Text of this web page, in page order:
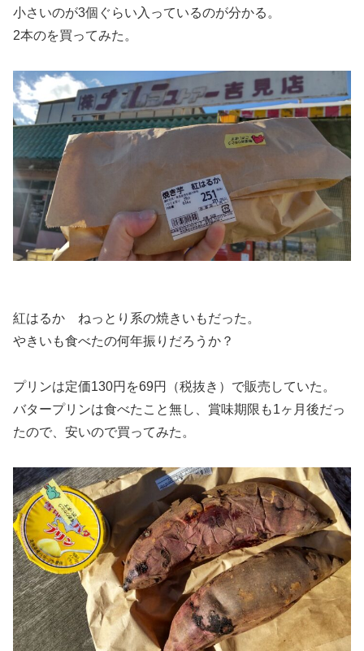
小さいのが3個ぐらい入っているのが分かる。
2本のを買ってみた。
紅はるか ねっとり系の焼きいもだった。
やきいも食べたの何年振りだろうか？
プリンは定価130円を69円（税抜き）で販売していた。
バタープリンは食べたこと無し、賞味期限も1ヶ月後だっ
たので、安いので買ってみた。